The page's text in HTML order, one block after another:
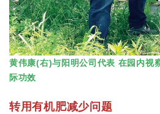
黄伟康(右)与阳明公司代表 在园内视
际功效
转用有机肥减少问题